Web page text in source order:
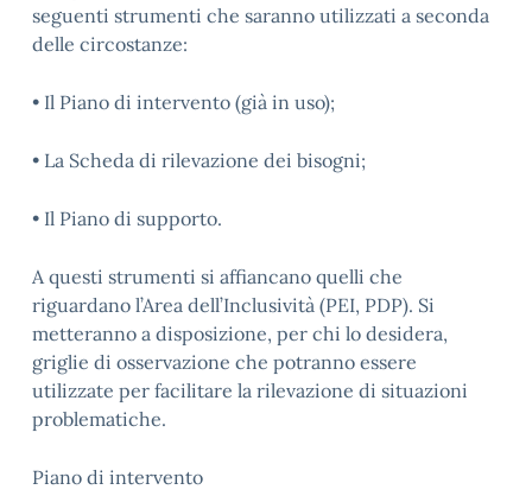
seguenti strumenti che saranno utilizzati a seconda
delle circostanze:
• Il Piano di intervento (già in uso);
• La Scheda di rilevazione dei bisogni;
• Il Piano di supporto.
A questi strumenti si affiancano quelli che
riguardano l’Area dell’Inclusività (PEI, PDP). Si
metteranno a disposizione, per chi lo desidera,
griglie di osservazione che potranno essere
utilizzate per facilitare la rilevazione di situazioni
problematiche.
Piano di intervento